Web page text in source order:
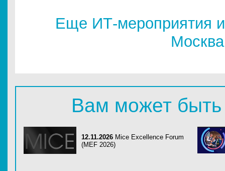
Еще ИТ-мероприятия
Москва
Вам может быть
12.11.2026 Mice Excellence Forum
(MEF 2026)